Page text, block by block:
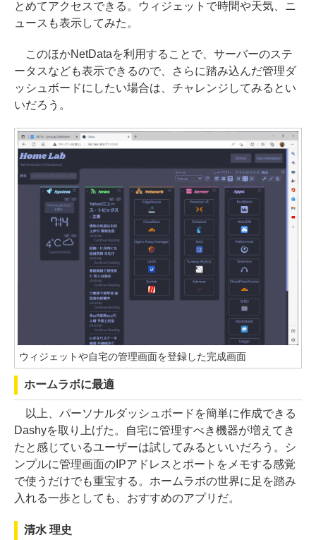
とめてアクセスできる。ウィジェットで時間や天気、ニ
ュースも表示してみた。
このほかNetDataを利用することで、サーバーのステ
ータスなども表示できるので、さらに踏み込んだ管理ダ
ッシュボードにしたい場合は、チャレンジしてみるとい
いだろう。
ウィジェットや自宅の管理画面を登録した完成画面
ホームラボに最適
以上、パーソナルダッシュボードを簡単に作成できる
Dashyを取り上げた。自宅に管理すべき機器が増えてき
たと感じているユーザーは試してみるといいだろう。シ
ンプルに管理画面のIPアドレスとポートをメモする感覚
で使うだけでも重宝する。ホームラボの世界に足を踏み
入れる一歩としても、おすすめのアプリだ。
清水 理史